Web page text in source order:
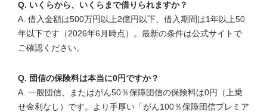
Q. いくらから、いくらまで借りられますか？
A. 借入金額は500万円以上2億円以下、借入期間は1年以上50
年以下です（2026年6月時点）。最新の条件は公式サイトで
ご確認ください。
Q. 団信の保険料は本当に0円ですか？
A. 一般団信、またはがん50％保障団信の保険料は0円（上乗
せ金利なし）です。より手厚い「がん100％保障団信プレミア